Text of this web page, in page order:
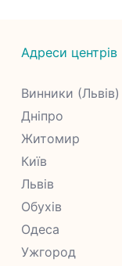
Адреси центрів
Винники (Львів)
Дніпро
Житомир
Київ
Львів
Обухів
Одеса
Ужгород